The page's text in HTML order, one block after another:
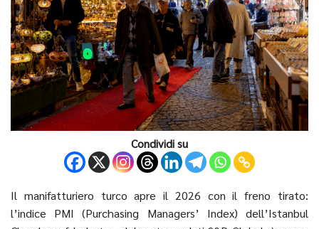
Condividi su
Il manifatturiero turco apre il 2026 con il freno tirato:
l’indice PMI (Purchasing Managers’ Index) dell’Istanbul